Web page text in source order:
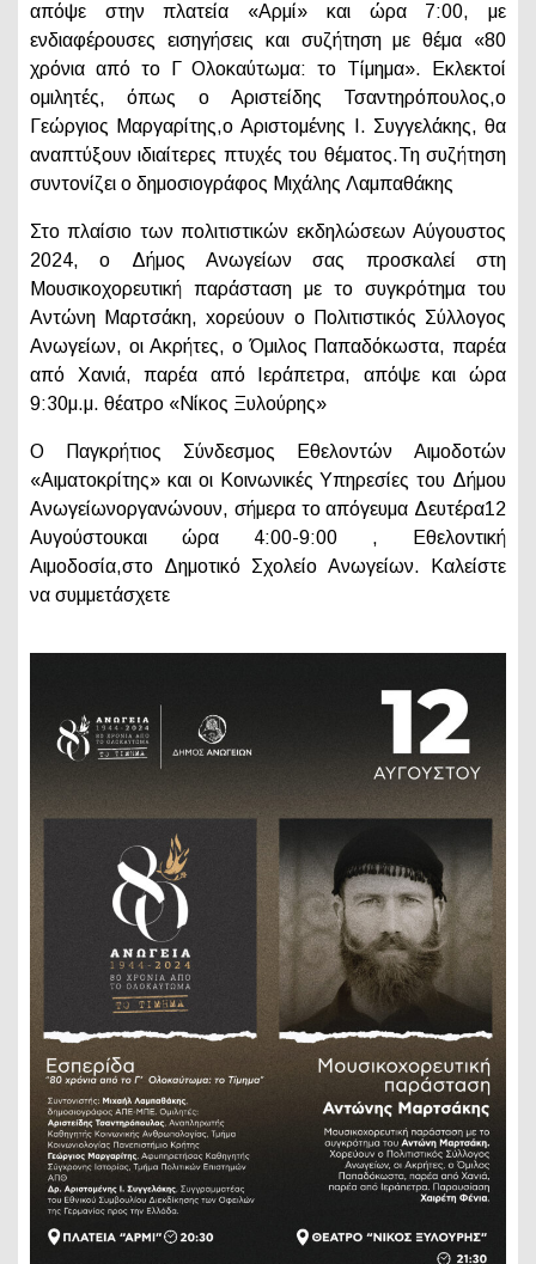
απόψε στην πλατεία «Αρμί» και ώρα 7:00, με
ενδιαφέρουσες εισηγήσεις και συζήτηση με θέμα «80
χρόνια από το Γ Ολοκαύτωμα: το Τίμημα». Εκλεκτοί
ομιλητές, όπως ο Αριστείδης Τσαντηρόπουλος,ο
Γεώργιος Μαργαρίτης,ο Αριστομένης Ι. Συγγελάκης, θα
αναπτύξουν ιδιαίτερες πτυχές του θέματος.Τη συζήτηση
συντονίζει ο δημοσιογράφος Μιχάλης Λαμπαθάκης
Στο πλαίσιο των πολιτιστικών εκδηλώσεων Αύγουστος
2024, ο Δήμος Ανωγείων σας προσκαλεί στη
Μουσικοχορευτική παράσταση με το συγκρότημα του
Αντώνη Μαρτσάκη, xορεύουν ο Πολιτιστικός Σύλλογος
Ανωγείων, οι Ακρήτες, ο Όμιλος Παπαδόκωστα, παρέα
από Χανιά, παρέα από Ιεράπετρα, απόψε και ώρα
9:30μ.μ. θέατρο «Νίκος Ξυλούρης»
Ο Παγκρήτιος Σύνδεσμος Εθελοντών Αιμοδοτών
«Αιματοκρίτης» και οι Κοινωνικές Υπηρεσίες του Δήμου
Ανωγείωνοργανώνουν, σήμερα το απόγευμα Δευτέρα12
Αυγούστουκαι ώρα 4:00-9:00 , Εθελοντική
Αιμοδοσία,στο Δημοτικό Σχολείο Ανωγείων. Καλείστε
να συμμετάσχετε